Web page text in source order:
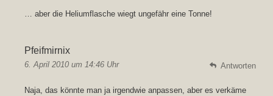
… aber die Heliumflasche wiegt ungefähr eine Tonne!
Pfeifmirnix
6. April 2010 um 14:46 Uhr
Naja, das könnte man ja irgendwie anpassen, aber es verkäme
Antworten